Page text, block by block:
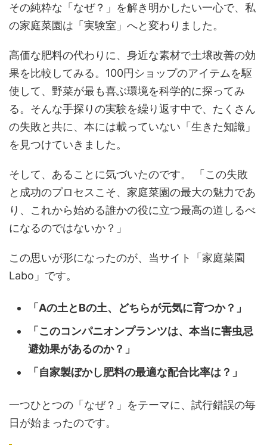
その純粋な「なぜ？」を解き明かしたい一心で、私
の家庭菜園は「実験室」へと変わりました。
高価な肥料の代わりに、身近な素材で土壌改善の効
果を比較してみる。100円ショップのアイテムを駆
使して、野菜が最も喜ぶ環境を科学的に探ってみ
る。そんな手探りの実験を繰り返す中で、たくさん
の失敗と共に、本には載っていない「生きた知識」
を見つけていきました。
そして、あることに気づいたのです。 「この失敗
と成功のプロセスこそ、家庭菜園の最大の魅力であ
り、これから始める誰かの役に立つ最高の道しるべ
になるのではないか？」
この思いが形になったのが、当サイト「家庭菜園
Labo」です。
「Aの土とBの土、どちらが元気に育つか？」
「このコンパニオンプランツは、本当に害虫忌
避効果があるのか？」
「自家製ぼかし肥料の最適な配合比率は？」
一つひとつの「なぜ？」をテーマに、試行錯誤の毎
日が始まったのです。